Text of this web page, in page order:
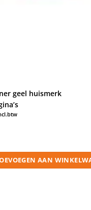
geel huismerk
geel huismerk aantal
AAN